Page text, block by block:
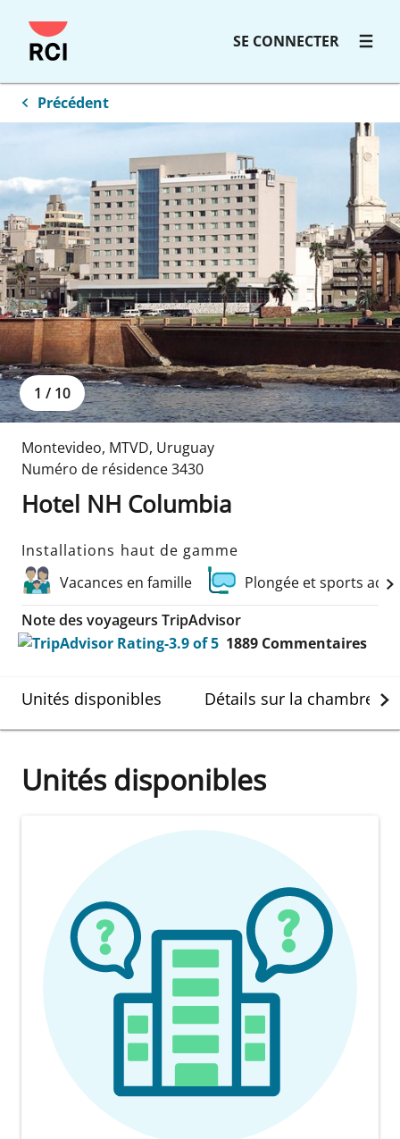
Passer
au
principal
SE CONNECTER
Précédent
1 / 10
Montevideo, MTVD, Uruguay
Numéro de résidence3430
Hotel NH Columbia
Installations haut de gamme
Vacances en famille
Plongée et sports
Note des voyageurs TripAdvisor
1889 Commentaires
Unités disponibles Détails sur la chambre
Unités disponibles